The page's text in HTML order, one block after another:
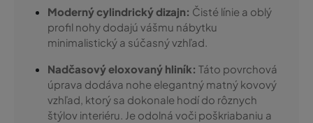
Moderný cylindrický dizajn: Čisté línie a oblý
profil nohy dodajú vášmu nábytku
minimalistický a súčasný vzhľad.
Nadčasový eloxovaný hliník: Táto povrchová
úprava dodáva nohe elegantný matný kovový
vzhľad, ktorý sa dokonale hodí do rôznych
štýlov interiéru. Je odolná voči poškriabaniu a